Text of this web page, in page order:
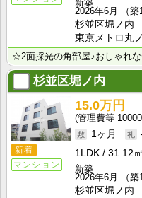
新築
2026年6月
（
杉並区堀ノ内
東京メトロ丸
☆2面採光の角部屋♪おしゃれ
杉並区堀ノ内
新着
マンション
15.0万円
1ヶ月
1LDK
31.12㎡
新築
2026年6月
（
杉並区堀ノ内